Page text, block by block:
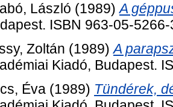
László (1989)A
ISBN 963-05-5266-
Zoltán (1989)A
Kiadó, Budapest.
Éva (1989) Tündérek,